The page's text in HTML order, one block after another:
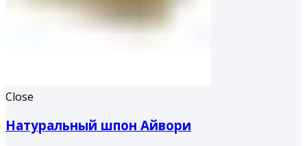
Close
Натуральный шпон Айвори